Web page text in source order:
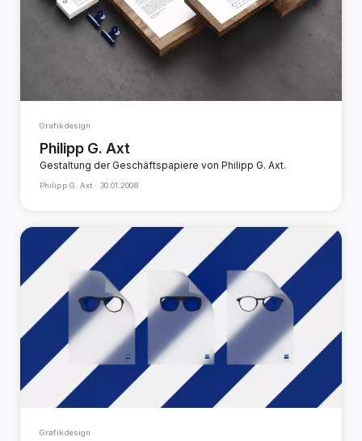
Grafikdesign
Philipp G. Axt
Gestaltung der Geschäftspapiere von Philipp G. Axt.
Philipp G. Axt · 30.01.2008
Grafikdesign